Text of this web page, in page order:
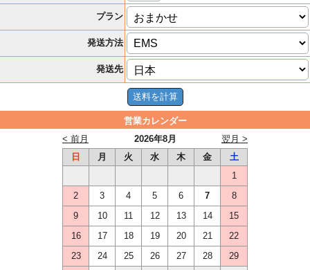
プラン
発送方法
発送先
営業カレンダー
2026年8月
< 前月
翌月 >
日
月 火 水 木 金
土
1
2
3 4 5 6 7
8
9
10 11 12 13 14
15
16
17 18 19 20 21
22
23
24 25 26 27 28
29